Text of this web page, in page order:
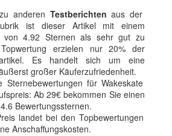
anderen Testberichten aus der
ist dieser Artikel mit einem
von 4.92 Sternen als sehr gut zu
erzielen nur 20% der
Es handelt sich um eine
großer Käuferzufriedenheit.
Sternebewertungen für Wakeskate
Ab 29€ bekommen Sie einen
Bewertungssternen.
landet bei den Topbewertungen
Anschaffungskosten.